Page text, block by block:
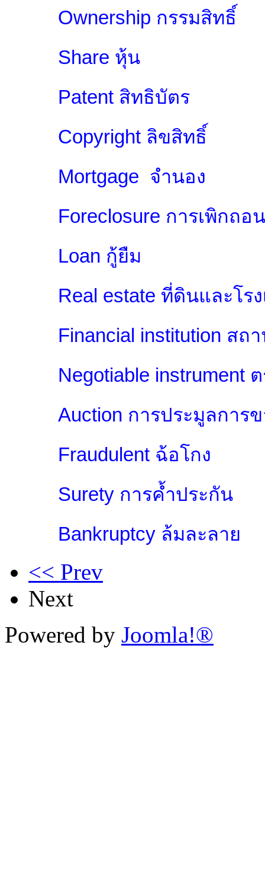
Ownership กรรมสิทธิ์
Share หุ้น
Patent สิทธิบัตร
Copyright ลิขสิทธิ์
Mortgage จำนอง
Foreclosure การเพิกถ
Loan กู้ยืม
Real estate ที่ดินและโร
Financial institution สถ
Negotiable instrument
Auction การประมูลการ
Fraudulent ฉ้อโกง
Surety การค้ำประกัน
Bankruptcy ล้มละลาย
<< Prev
Next
Powered by Joomla!®